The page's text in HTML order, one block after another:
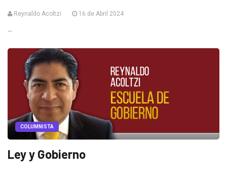
Reynaldo Acoltzi 16 de Abril 2024
COLUMNISTA
Ley y Gobierno